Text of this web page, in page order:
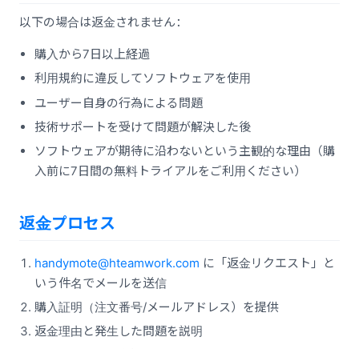
以下の場合は返金されません：
購入から7日以上経過
利用規約に違反してソフトウェアを使用
ユーザー自身の行為による問題
技術サポートを受けて問題が解決した後
ソフトウェアが期待に沿わないという主観的な理由（購
入前に7日間の無料トライアルをご利用ください）
返金プロセス
handymote@hteamwork.com に「返金リクエスト」と
いう件名でメールを送信
購入証明（注文番号/メールアドレス）を提供
返金理由と発生した問題を説明